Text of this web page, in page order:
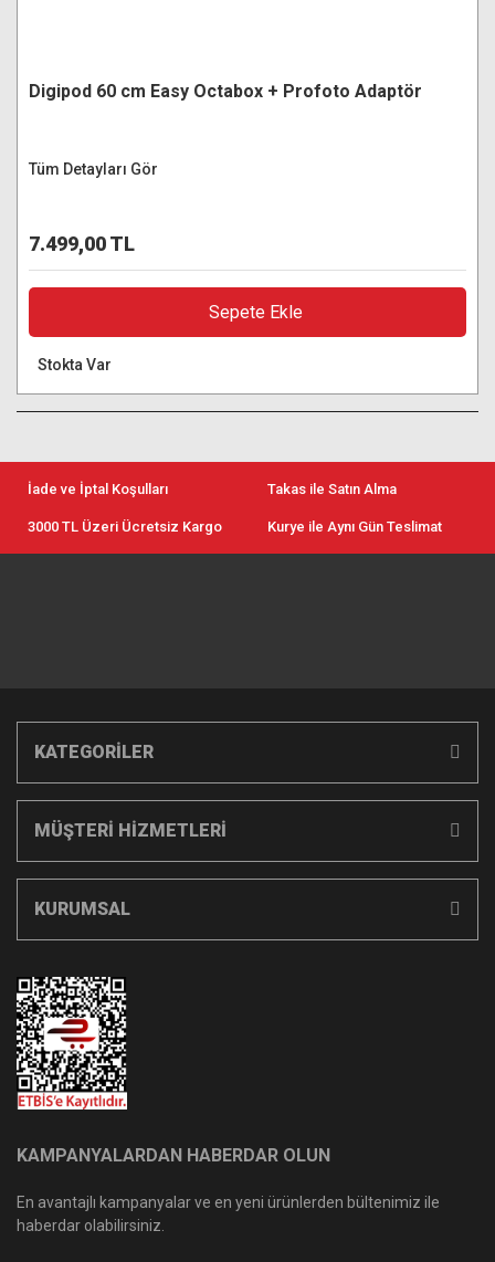
Digipod 60 cm Easy Octabox + Profoto Adaptör
Tüm Detayları Gör
7.499,00 TL
Sepete Ekle
Stokta Var
İade ve İptal Koşulları Takas ile Satın Alma
3000 TL Üzeri Ücretsiz Kargo Kurye ile Aynı Gün Teslimat
KATEGORİLER
MÜŞTERİ HİZMETLERİ
KURUMSAL
KAMPANYALARDAN HABERDAR OLUN
En avantajlı kampanyalar ve en yeni ürünlerden bültenimiz ile
haberdar olabilirsiniz.